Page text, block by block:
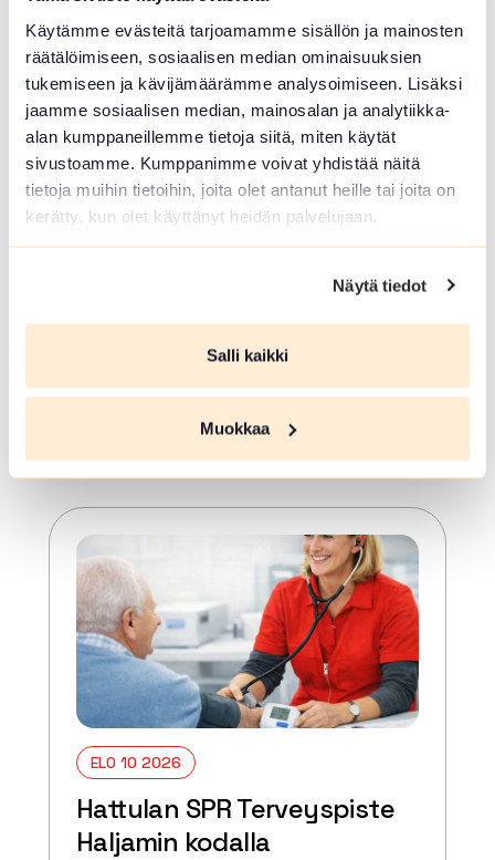
Käytämme evästeitä tarjoamamme sisällön ja mainosten
räätälöimiseen, sosiaalisen median ominaisuuksien
tukemiseen ja kävijämäärämme analysoimiseen. Lisäksi
jaamme sosiaalisen median, mainosalan ja analytiikka-
alan kumppaneillemme tietoja siitä, miten käytät
sivustoamme. Kumppanimme voivat yhdistää näitä
tietoja muihin tietoihin, joita olet antanut heille tai joita on
kerätty, kun olet käyttänyt heidän palvelujaan.
Näytä tiedot
Salli kaikki
Muokkaa
ELO 10 2026
Virkeyttä Viikkoon
(parittomat viikot)
Vaihdetaan ajatuksia, puuhaillaan ja
pelataan ryhmän toiveiden mukaisesti.
Kaikille avoin ja maksuton ryhmä
Jukolassa, tervetuloa mukaan Pysäkin
Lue lisää tapahtumasta Virkeyttä Viikkoon
ELO 10 2026
Hattulan SPR Terveyspiste
Haljamin kodalla